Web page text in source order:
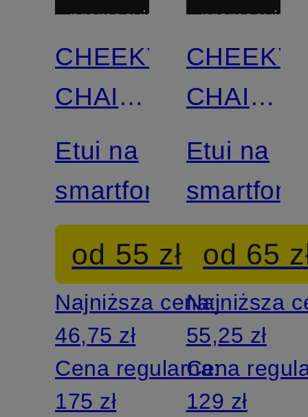
promocyjny
CHEEKY
CHAIN
MUNICH
Etui na
smartfon
od 55 zł
Najniższa cena:
46,75 zł
Cena regularna:
175 zł
promocyjny
CHEEKY
CHAIN
MUNICH
Etui na
smartfon
od 65
Najniższa
55,25 zł
Cena
129 zł